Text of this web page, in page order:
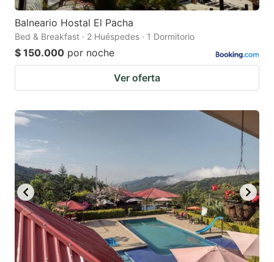
Balneario Hostal El Pacha
Bed & Breakfast · 2 Huéspedes · 1 Dormitorio
$ 150.000 por noche
Ver oferta